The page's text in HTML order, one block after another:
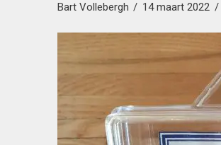
Bart Vollebergh 14 maart 2022